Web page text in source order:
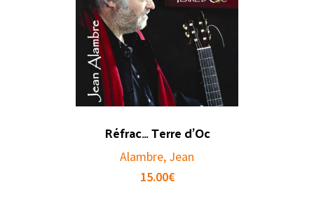
Réfrac… Terre d’Oc
Alambre, Jean
15.00€